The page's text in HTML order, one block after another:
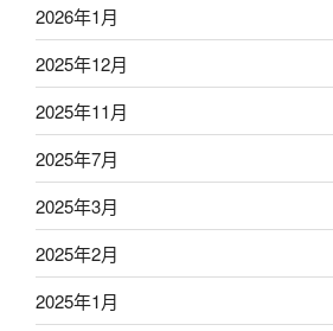
2026年1月
2025年12月
2025年11月
2025年7月
2025年3月
2025年2月
2025年1月